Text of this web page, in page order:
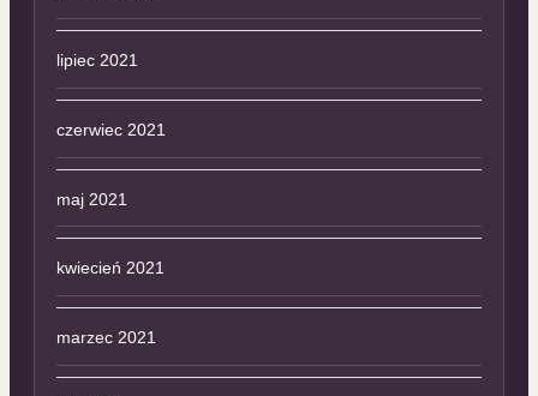
lipiec 2021
czerwiec 2021
maj 2021
kwiecień 2021
marzec 2021